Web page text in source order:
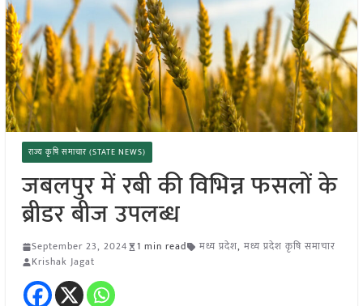
राज्य कृषि समाचार (STATE NEWS)
जबलपुर में रबी की विभिन्न फसलों के
ब्रीडर बीज उपलब्ध
September 23, 2024 1 min read मध्य प्रदेश, मध्य प्रदेश कृषि समाचार
Krishak Jagat